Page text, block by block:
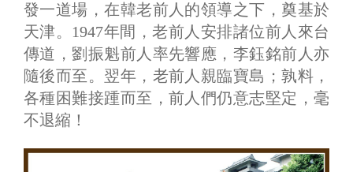
發一道場，在韓老前人的領導之下，奠基於
天津。1947年間，老前人安排諸位前人來台
傳道，劉振魁前人率先響應，李鈺銘前人亦
隨後而至。翌年，老前人親臨寶島；孰料，
各種困難接踵而至，前人們仍意志堅定，毫
不退縮！